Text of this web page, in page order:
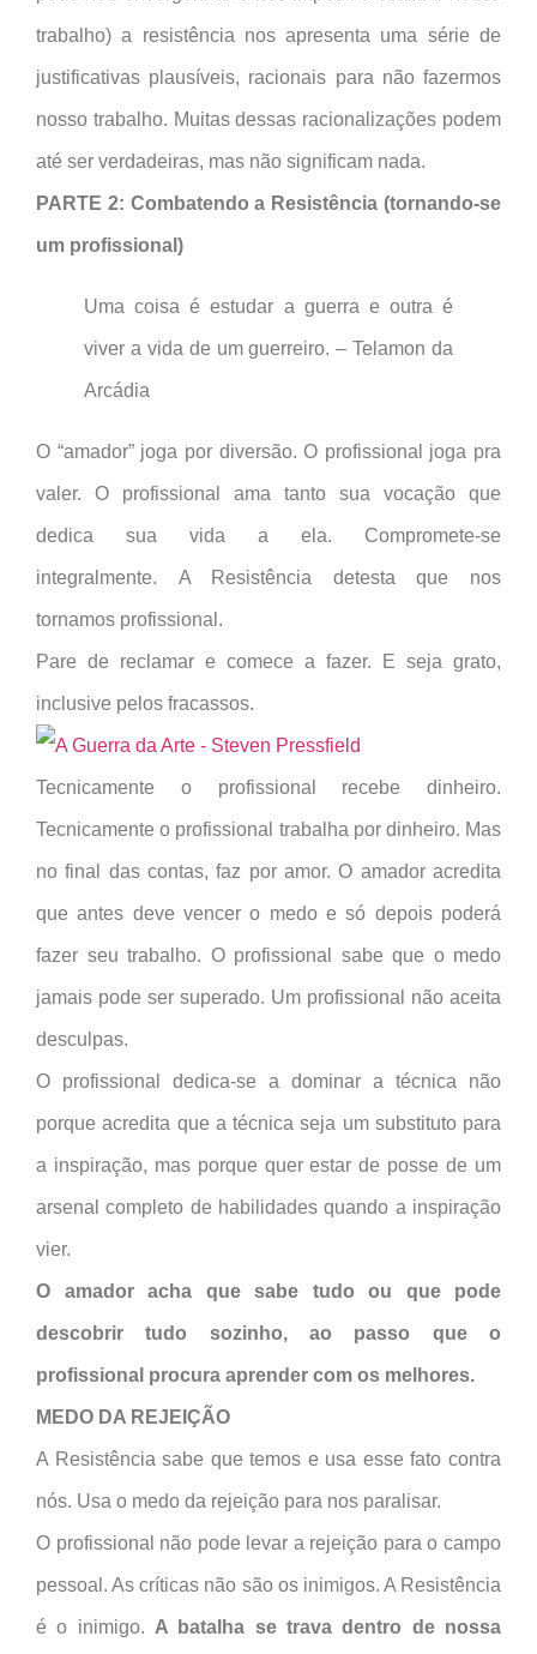
trabalho) a resistência nos apresenta uma série de
justificativas plausíveis, racionais para não fazermos
nosso trabalho. Muitas dessas racionalizações podem
até ser verdadeiras, mas não significam nada.
PARTE 2: Combatendo a Resistência (tornando-se
um profissional)
Uma coisa é estudar a guerra e outra é
viver a vida de um guerreiro. – Telamon da
Arcádia
O “amador” joga por diversão. O profissional joga pra
valer. O profissional ama tanto sua vocação que
dedica sua vida a ela. Compromete-se
integralmente. A Resistência detesta que nos
tornamos profissional.
Pare de reclamar e comece a fazer. E seja grato,
inclusive pelos fracassos.
Tecnicamente o profissional recebe dinheiro.
Tecnicamente o profissional trabalha por dinheiro. Mas
no final das contas, faz por amor. O amador acredita
que antes deve vencer o medo e só depois poderá
fazer seu trabalho. O profissional sabe que o medo
jamais pode ser superado. Um profissional não aceita
desculpas.
O profissional dedica-se a dominar a técnica não
porque acredita que a técnica seja um substituto para
a inspiração, mas porque quer estar de posse de um
arsenal completo de habilidades quando a inspiração
vier.
O amador acha que sabe tudo ou que pode
descobrir tudo sozinho, ao passo que o
profissional procura aprender com os melhores.
MEDO DA REJEIÇÃO
A Resistência sabe que temos e usa esse fato contra
nós. Usa o medo da rejeição para nos paralisar.
O profissional não pode levar a rejeição para o campo
pessoal. As críticas não são os inimigos. A Resistência
é o inimigo. A batalha se trava dentro de nossa